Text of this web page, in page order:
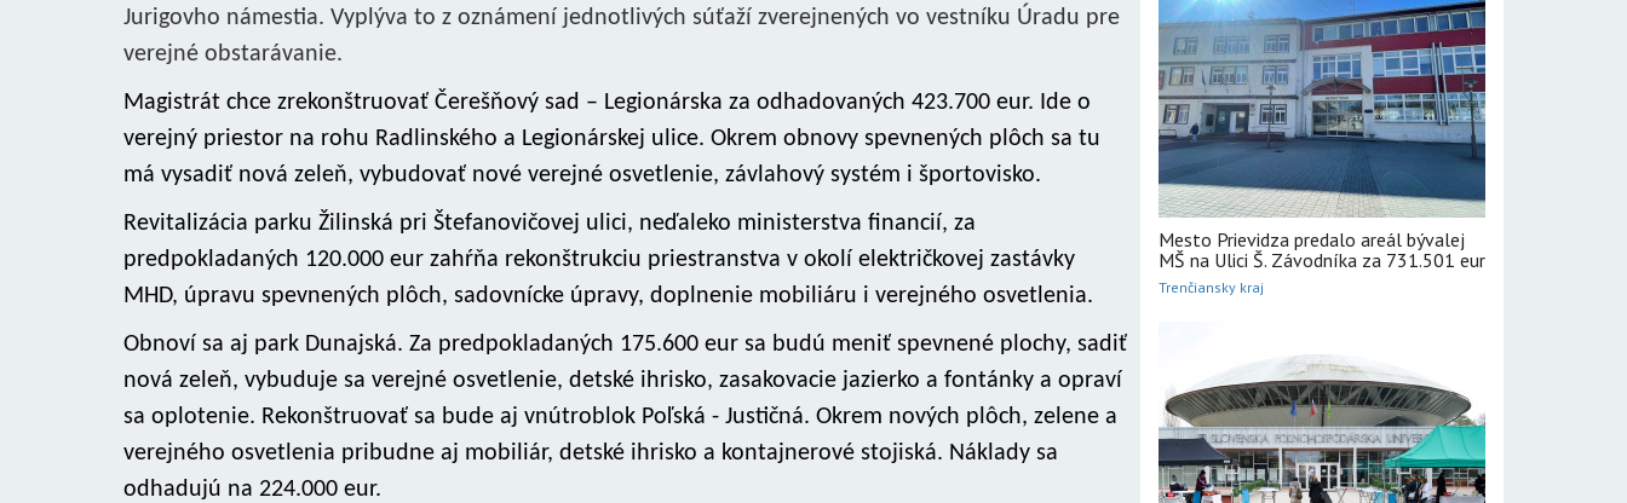
Jurigovho námestia. Vyplýva to z oznámení jednotlivých súťaží zverejnených vo vestníku Úradu pre
verejné obstarávanie.
Magistrát chce zrekonštruovať Čerešňový sad – Legionárska za odhadovaných 423.700 eur. Ide o
verejný priestor na rohu Radlinského a Legionárskej ulice. Okrem obnovy spevnených plôch sa tu
má vysadiť nová zeleň, vybudovať nové verejné osvetlenie, závlahový systém i športovisko.
Revitalizácia parku Žilinská pri Štefanovičovej ulici, neďaleko ministerstva financií, za
predpokladaných 120.000 eur zahŕňa rekonštrukciu priestranstva v okolí električkovej zastávky
MHD, úpravu spevnených plôch, sadovnícke úpravy, doplnenie mobiliáru i verejného osvetlenia.
Obnoví sa aj park Dunajská. Za predpokladaných 175.600 eur sa budú meniť spevnené plochy, sadiť
nová zeleň, vybuduje sa verejné osvetlenie, detské ihrisko, zasakovacie jazierko a fontánky a opraví
sa oplotenie. Rekonštruovať sa bude aj vnútroblok Poľská - Justičná. Okrem nových plôch, zelene a
verejného osvetlenia pribudne aj mobiliár, detské ihrisko a kontajnerové stojiská. Náklady sa
odhadujú na 224.000 eur.
Mesto Prievidza predalo areál bývalej
MŠ na Ulici Š. Závodníka za 731.501 eur
Trenčiansky kraj